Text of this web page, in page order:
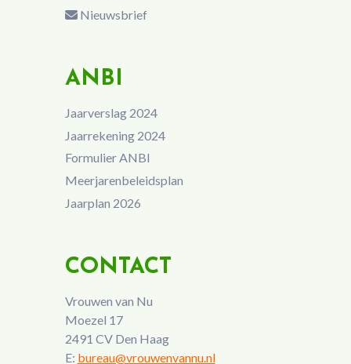
Nieuwsbrief
ANBI
Jaarverslag 2024
Jaarrekening 2024
Formulier ANBI
Meerjarenbeleidsplan
Jaarplan 2026
CONTACT
Vrouwen van Nu
Moezel 17
2491 CV Den Haag
E: bureau@vrouwenvannu.nl